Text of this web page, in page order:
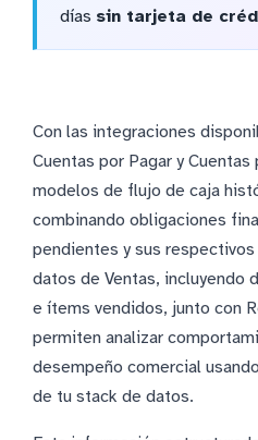
días sin tarjeta de
Con las integraciones
Cuentas por Pagar y
modelos de flujo de caja
combinando obligaciones
pendientes y sus
datos de Ventas, incluyendo
e ítems vendidos, junto con
permiten analizar
desempeño comercial
de tu stack de datos.